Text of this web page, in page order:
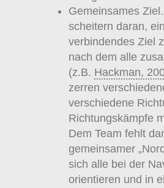
Gemeinsames
scheitern daran,
verbindendes Ziel
nach dem alle
(z.B. Hackman,
zerren
verschiedene
Richtungskämpfe
Dem Team fehlt
gemeinsamer
sich alle bei der
orientieren und in